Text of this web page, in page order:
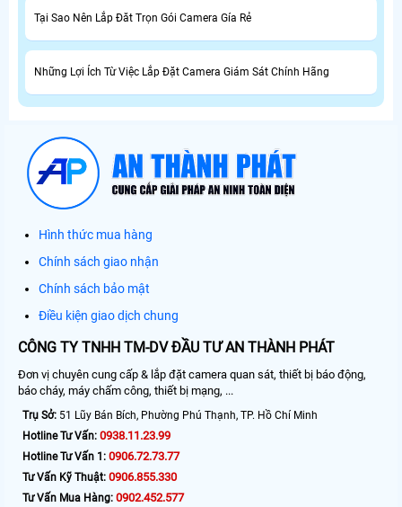
Tại Sao Nên Lắp Đăt Trọn Gói Camera Gía Rẻ
Những Lợi Ích Từ Việc Lắp Đặt Camera Giám Sát Chính Hãng
Hình thức mua hàng
Chính sách giao nhận
Chính sách bảo mật
Điều kiện giao dịch chung
CÔNG TY TNHH TM-DV ĐẦU TƯ AN THÀNH PHÁT
Đơn vị chuyên cung cấp & lắp đặt camera quan sát, thiết bị báo động,
báo cháy, máy chấm công, thiết bị mạng, ...
Trụ Sở: 51 Lũy Bán Bích, Phường Phú Thạnh, TP. Hồ Chí Minh
Hotline Tư Vấn: 0938.11.23.99
Hotline Tư Vấn 1: 0906.72.73.77
Tư Vấn Kỹ Thuật: 0906.855.330
Tư Vấn Mua Hàng: 0902.452.577